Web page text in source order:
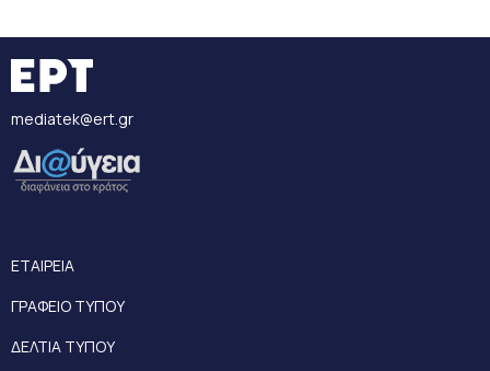
mediatek@ert.gr
ΕΤΑΙΡΕΙΑ
ΓΡΑΦΕΙΟ ΤΥΠΟΥ
ΔΕΛΤΙΑ ΤΥΠΟΥ